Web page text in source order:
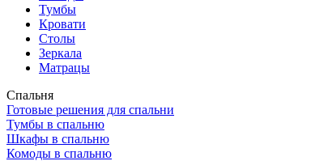
Тумбы
Кровати
Столы
Зеркала
Матрацы
Спальня
Готовые решения для спальни
Тумбы в спальню
Шкафы в спальню
Комоды в спальню